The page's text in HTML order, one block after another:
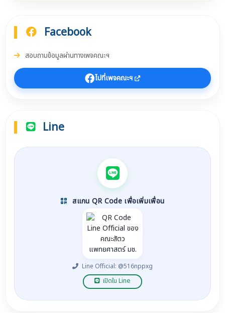
Facebook
สอบถามข้อมูลผ่านทางเพจคณะฯ
ไปที่เพจคณะฯ
Line
สแกน QR Code เพื่อเพิ่มเพื่อน
Line Official: @516nppxg
เปิดใน Line